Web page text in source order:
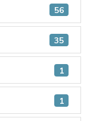
56
35
1
1